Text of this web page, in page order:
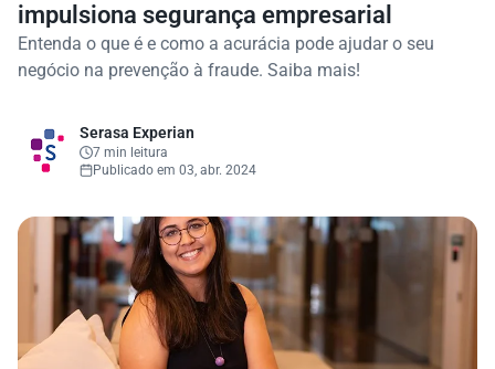
impulsiona segurança empresarial
Entenda o que é e como a acurácia pode ajudar o seu
negócio na prevenção à fraude. Saiba mais!
Serasa Experian
7 min leitura
Publicado em 03, abr. 2024